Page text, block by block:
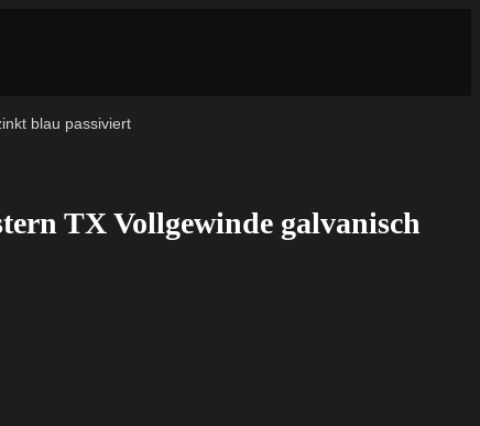
blau passiviert
TX Vollgewinde galvanisch